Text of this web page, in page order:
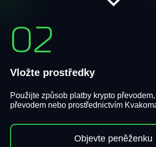
02
Vložte prostředky
Použijte způsob platby krypto
převodem nebo prostřednictvím
Objevte peněženku